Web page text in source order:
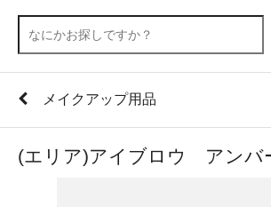
メイクアップ用品
(エリア)アイブロウ アンバ